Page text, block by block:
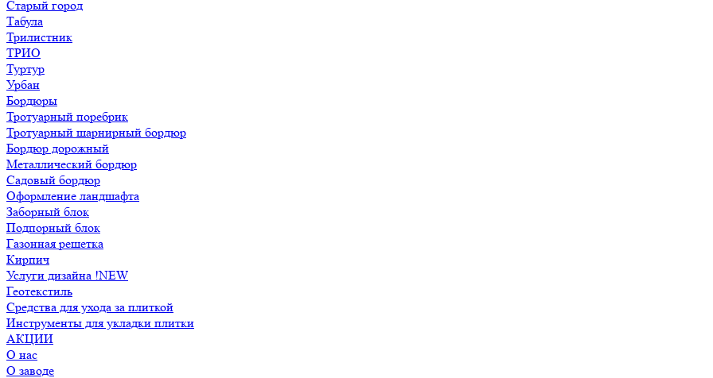
Старый город
Табула
Трилистник
ТРИО
Туртур
Урбан
Бордюры
Тротуарный поребрик
Тротуарный шарнирный бордюр
Бордюр дорожный
Металлический бордюр
Садовый бордюр
Оформление ландшафта
Заборный блок
Подпорный блок
Газонная решетка
Кирпич
Услуги дизайна !NEW
Геотекстиль
Средства для ухода за плиткой
Инструменты для укладки плитки
АКЦИИ
О нас
О заводе